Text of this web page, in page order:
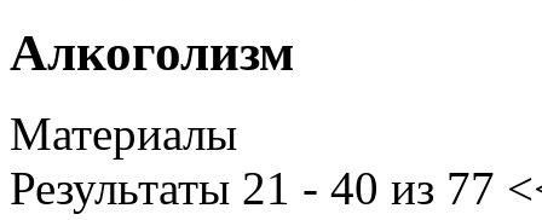
Алкоголизм
Материалы
Результаты 21 - 40 из 77